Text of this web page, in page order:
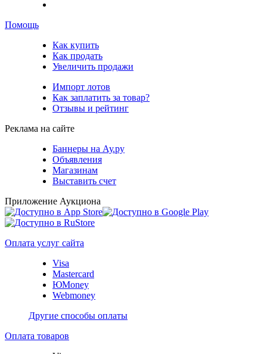
Помощь
Как купить
Как продать
Увеличить продажи
Импорт лотов
Как заплатить за товар?
Отзывы и рейтинг
Реклама на сайте
Баннеры на Ау.ру
Объявления
Магазинам
Выставить счет
Приложение Аукциона
Оплата услуг сайта
Visa
Mastercard
ЮMoney
Webmoney
Другие способы оплаты
Оплата товаров